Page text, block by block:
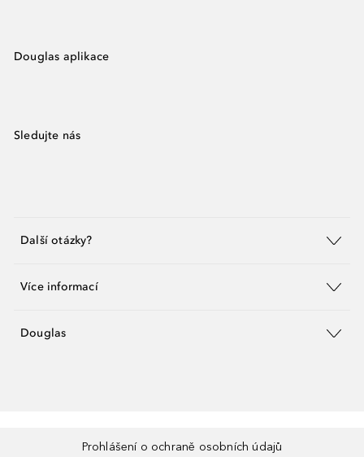
Douglas aplikace
Sledujte nás
Další otázky?
Více informací
Douglas
Prohlášení o ochraně osobních údajů